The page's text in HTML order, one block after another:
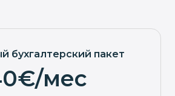
бухгалтерский пакет
мес